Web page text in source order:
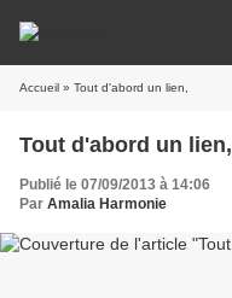
Accueil » Tout d'abord un lien,
Tout d'abord un lien,
Publié le 07/09/2013 à 14:06
Par Amalia Harmonie